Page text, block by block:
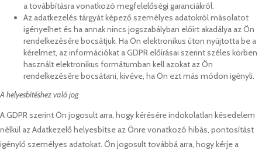
a továbbításra vonatkozó megfelelőségi garanciákról.
Az adatkezelés tárgyát képező személyes adatokról másolatot
igényelhet és ha annak nincs jogszabályban előírt akadálya az Ön
rendelkezésére bocsátjuk. Ha Ön elektronikus úton nyújtotta be a
kérelmet, az információkat a GDPR előírásai szerint széles körben
használt elektronikus formátumban kell azokat az Ön
rendelkezésére bocsátani, kivéve, ha Ön ezt más módon igényli.
A helyesbítéshez való jog
A GDPR szerint Ön jogosult arra, hogy kérésére indokolatlan késedelem
nélkül az Adatkezelő helyesbítse az Önre vonatkozó hibás, pontosítást
igénylő személyes adatokat. Ön jogosult továbbá arra, hogy kérje a